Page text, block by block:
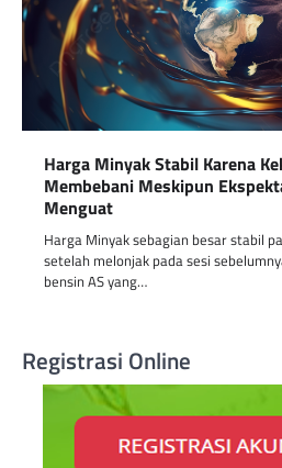
Harga Minyak Stabil Karena
Membebani Meskipun
Menguat
Harga Minyak sebagian besar stabil
setelah melonjak pada sesi
bensin AS yang…
Registrasi Online